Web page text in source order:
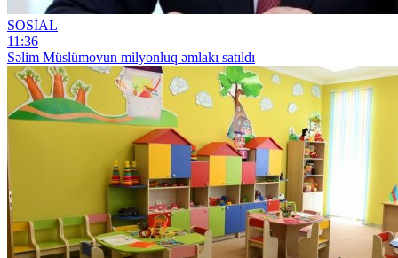
SOSİAL
11:36
Səlim Müslümovun milyonluq əmlakı satıldı